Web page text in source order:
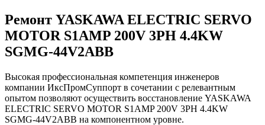
Ремонт YASKAWA ELECTRIC SERVO
MOTOR S1AMP 200V 3PH 4.4KW
SGMG-44V2ABB
Высокая профессиональная компетенция инженеров
компании ИксПромСуппорт в сочетании с релевантным
опытом позволяют осуществить восстановление YASKAWA
ELECTRIC SERVO MOTOR S1AMP 200V 3PH 4.4KW
SGMG-44V2ABB на компонентном уровне.